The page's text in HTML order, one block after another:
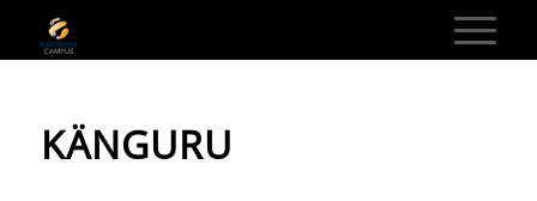
KÄNGURU